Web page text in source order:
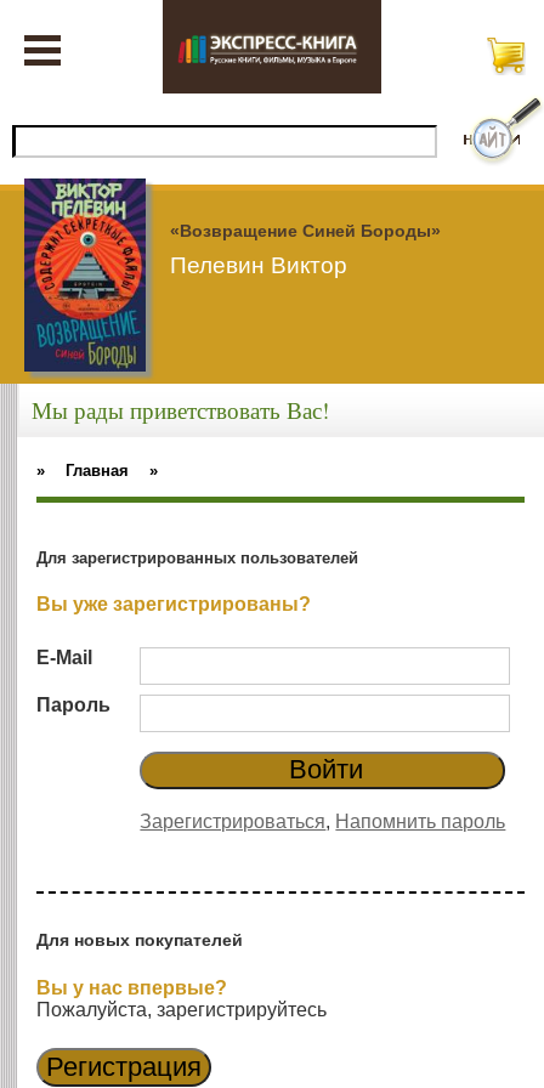
«Возвращение Синей Бороды»
Пелевин Виктор
Мы рады приветствовать Вас!
» Главная »
Для зарегистрированных пользователей
Вы уже зарегистрированы?
E-Mail
Пароль
Зарегистрироваться, Напомнить пароль
Для новых покупателей
Вы у нас впервые?
Пожалуйста, зарегистрируйтесь